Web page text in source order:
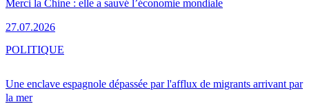
Merci la Chine : elle a sauvé l’économie mondiale
27.07.2026
Une enclave espagnole dépassée par l'afflux de migrants arrivant par
la mer
POLITIQUE